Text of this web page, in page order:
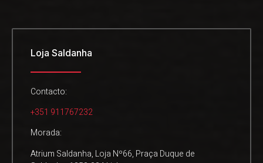
Loja Saldanha
Contacto:
+351 911767232
Morada:
Atrium Saldanha, Loja Nº66, Praça Duque de